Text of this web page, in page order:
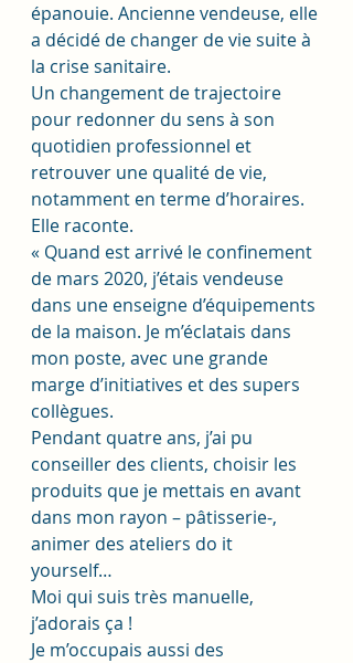
épanouie. Ancienne vendeuse, elle
a décidé de changer de vie suite à
la crise sanitaire.
Un changement de trajectoire
pour redonner du sens à son
quotidien professionnel et
retrouver une qualité de vie,
notamment en terme d’horaires.
Elle raconte.
« Quand est arrivé le confinement
de mars 2020, j’étais vendeuse
dans une enseigne d’équipements
de la maison. Je m’éclatais dans
mon poste, avec une grande
marge d’initiatives et des supers
collègues.
Pendant quatre ans, j’ai pu
conseiller des clients, choisir les
produits que je mettais en avant
dans mon rayon – pâtisserie-,
animer des ateliers do it
yourself…
Moi qui suis très manuelle,
j’adorais ça !
Je m’occupais aussi des